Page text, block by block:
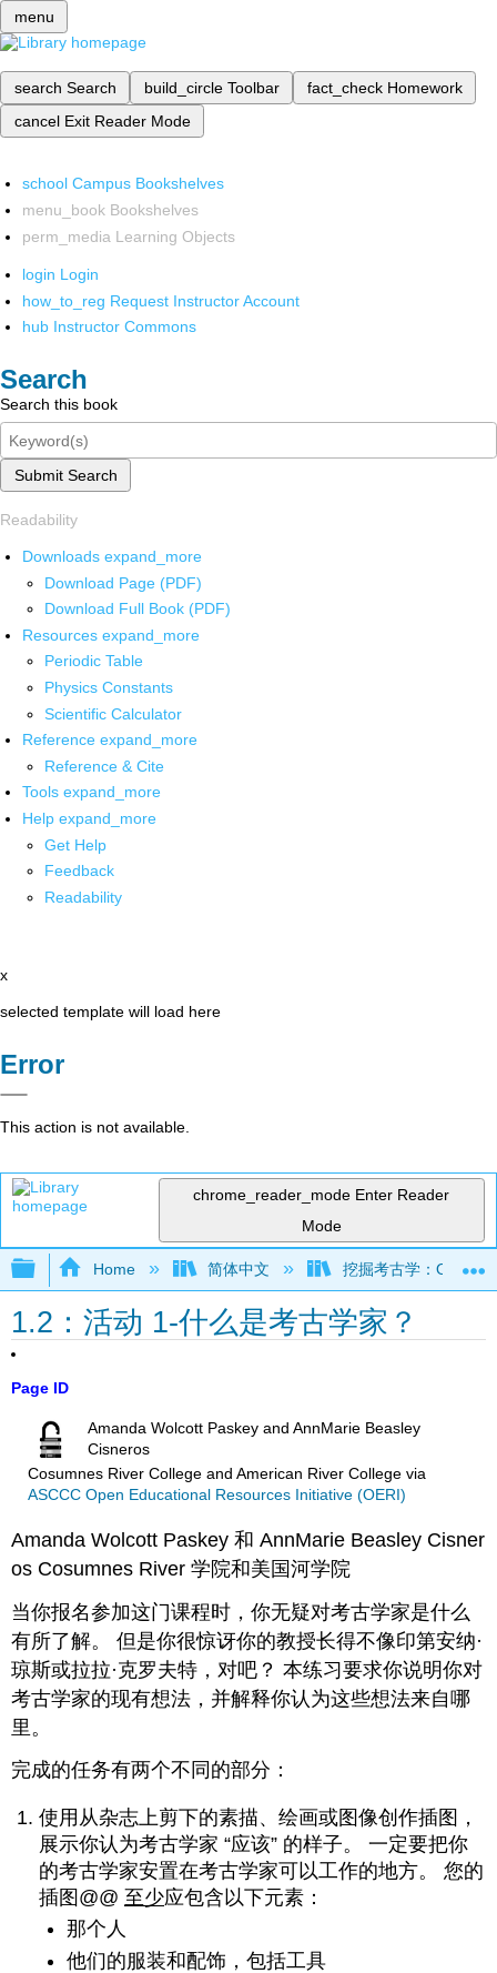
menu
search Search build_circle Toolbar fact_check Homework
cancel Exit Reader Mode
school Campus Bookshelves
menu_book Bookshelves
perm_media Learning Objects
login Login
how_to_reg Request Instructor Account
hub Instructor Commons
Search
Search this book
Submit Search
Readability
Downloads expand_more
Download Page (PDF)
Download Full Book (PDF)
Resources expand_more
Periodic Table
Physics Constants
Scientific Calculator
Reference expand_more
Reference & Cite
Tools expand_more
Help expand_more
Get Help
Feedback
Readability
x
selected template will load here
Error
This action is not available.
chrome_reader_mode Enter Reader
Mode
Expand/collapse global hierarchy
Home 简体中文 挖掘考古学：OER
1.2：活动 1-什么是考古学家？
Page ID
Amanda Wolcott Paskey and AnnMarie Beasley
Cisneros
Cosumnes River College and American River Collegevia
ASCCC Open Educational Resources Initiative (OERI)
Amanda Wolcott Paskey 和 AnnMarie Beasley Cisner
os Cosumnes River 学院和美国河学院
当你报名参加这门课程时，你无疑对考古学家是什么
有所了解。 但是你很惊讶你的教授长得不像印第安纳·
琼斯或拉拉·克罗夫特，对吧？ 本练习要求你说明你对
考古学家的现有想法，并解释你认为这些想法来自哪
里。
完成的任务有两个不同的部分：
使用从杂志上剪下的素描、绘画或图像创作插图，
展示你认为考古学家 “应该” 的样子。 一定要把你
的考古学家安置在考古学家可以工作的地方。 您的
插图@@ 至少应包含以下元素：
那个人
他们的服装和配饰，包括工具